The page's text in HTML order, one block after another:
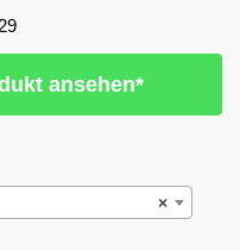
ansehen*
×